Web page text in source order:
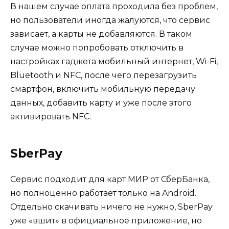
В нашем случае оплата проходила без проблем,
но пользователи иногда жалуются, что сервис
зависает, а карты не добавляются. В таком
случае можно попробовать отключить в
настройках гаджета мобильный интернет, Wi-Fi,
Bluetooth и NFC, после чего перезагрузить
смартфон, включить мобильную передачу
данных, добавить карту и уже после этого
активировать NFC.
SberPay
Сервис подходит для карт МИР от СберБанка,
но полноценно работает только на Android.
Отдельно скачивать ничего не нужно, SberPay
уже «вшит» в официальное приложение, но